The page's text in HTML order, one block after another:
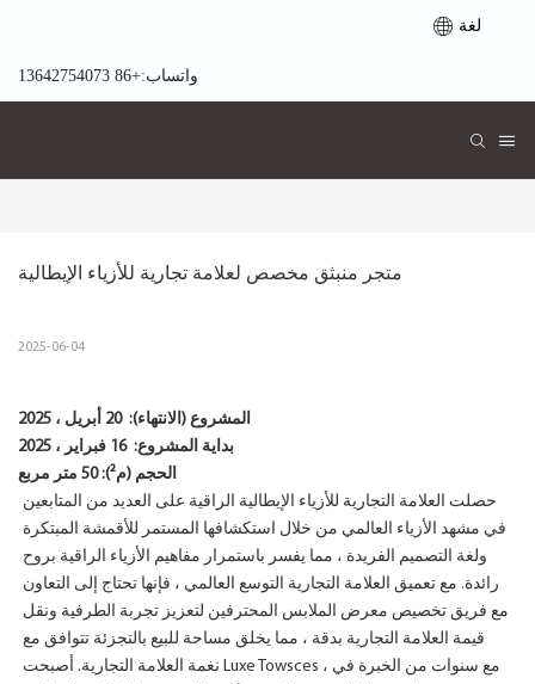
لغة
واتساب:+86 13642754073
متجر منبثق مخصص لعلامة تجارية للأزياء الإيطالية
2025-06-04
المشروع (الانتهاء): 20 أبريل ، 2025
بداية المشروع: 16 فبراير ، 2025
الحجم (م²): 50 متر مربع
حصلت العلامة التجارية للأزياء الإيطالية الراقية على العديد من المتابعين
في مشهد الأزياء العالمي من خلال استكشافها المستمر للأقمشة المبتكرة
ولغة التصميم الفريدة ، مما يفسر باستمرار مفاهيم الأزياء الراقية بروح
رائدة. مع تعميق العلامة التجارية التوسع العالمي ، فإنها تحتاج إلى التعاون
مع فريق تخصيص معرض الملابس المحترفين لتعزيز تجربة الطرفية ونقل
قيمة العلامة التجارية بدقة ، مما يخلق مساحة للبيع بالتجزئة تتوافق مع
نغمة العلامة التجارية. أصبحت Luxe Towsces ، مع سنوات من الخبرة في